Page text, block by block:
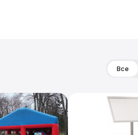
Все